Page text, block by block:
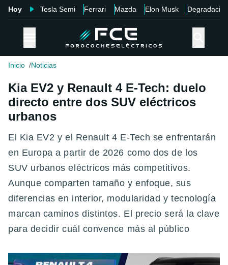
Hoy Tesla Semi Ferrari Mazda Elon Musk Degradación
Inicio Noticias
Kia EV2 y Renault 4 E-Tech: duelo
directo entre dos SUV eléctricos
urbanos
El Kia EV2 y el Renault 4 E-Tech se enfrentarán
en Europa a partir de 2026 como dos de los
SUV urbanos eléctricos más competitivos.
Aunque comparten tamaño y enfoque, sus
diferencias en interior, modularidad y tecnología
marcan caminos distintos. El precio será la clave
para decidir cuál convence más al público